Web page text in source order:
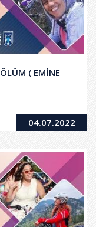
( EMİNE
04.07.2022